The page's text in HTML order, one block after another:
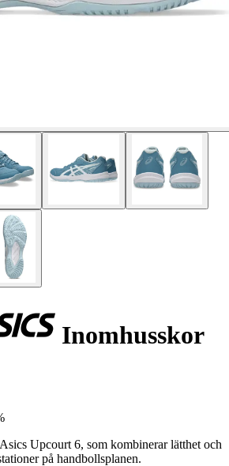
Inomhusskor
Upcourt 6, som kombinerar lätthet och
på handbollsplanen.